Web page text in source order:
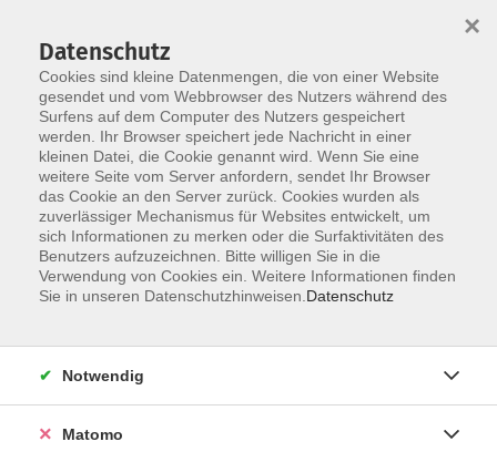
Skip to main content
Der Kurs konnte nicht gefunden werden.
Impressum
Datenschutz
Cookies sind kleine Datenmengen, die von einer Website
gesendet und vom Webbrowser des Nutzers während des
Surfens auf dem Computer des Nutzers gespeichert
werden. Ihr Browser speichert jede Nachricht in einer
kleinen Datei, die Cookie genannt wird. Wenn Sie eine
weitere Seite vom Server anfordern, sendet Ihr Browser
das Cookie an den Server zurück. Cookies wurden als
zuverlässiger Mechanismus für Websites entwickelt, um
sich Informationen zu merken oder die Surfaktivitäten des
Benutzers aufzuzeichnen. Bitte willigen Sie in die
Verwendung von Cookies ein. Weitere Informationen finden
Sie in unseren Datenschutzhinweisen. Datenschutz
×
Notwendig
Matomo